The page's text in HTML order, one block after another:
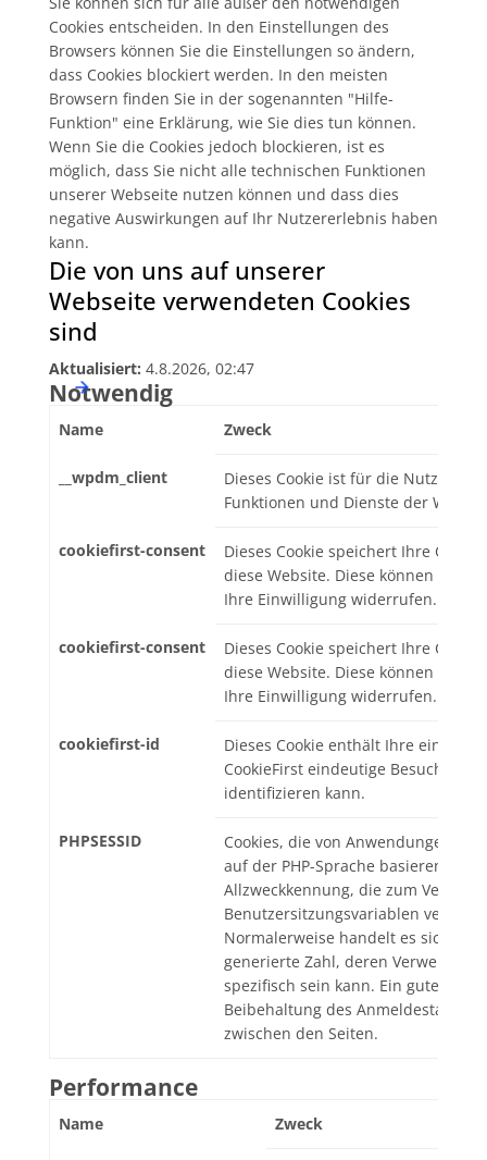
Cookies entscheiden. In den Einstellungen des
Browsers können Sie die Einstellungen so ändern,
dass Cookies blockiert werden. In den meisten
Browsern finden Sie in der sogenannten "Hilfe-
Funktion" eine Erklärung, wie Sie dies tun können.
Wenn Sie die Cookies jedoch blockieren, ist es
möglich, dass Sie nicht alle technischen Funktionen
unserer Webseite nutzen können und dass dies
negative Auswirkungen auf Ihr Nutzererlebnis haben
kann.
Die von uns auf unserer
Webseite verwendeten Cookies
sind
Aktualisiert: 4.8.2026, 02:47
Notwendig
Name Zweck
__wpdm_client
Dieses Cookie ist für die Nutzung
Funktionen und Dienste der
cookiefirst-consent
Dieses Cookie speichert Ihre
diese Website. Diese können Sie
Ihre Einwilligung widerrufen.
cookiefirst-consent
Dieses Cookie speichert Ihre
diese Website. Diese können Sie
Ihre Einwilligung widerrufen.
cookiefirst-id
Dieses Cookie enthält Ihre
CookieFirst eindeutige Besucher
identifizieren kann.
PHPSESSID
Cookies, die von Anwendungen
auf der PHP-Sprache basieren.
Allzweckkennung, die zum
Benutzersitzungsvariablen
Normalerweise handelt es sich um
generierte Zahl, deren
spezifisch sein kann. Ein gutes
Beibehaltung des Anmeldestatus
zwischen den Seiten.
Performance
Name Zweck